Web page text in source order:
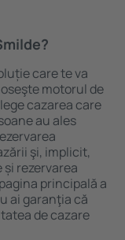
care te va
motorul de
cazarea care
au ales
şi, implicit,
rezervarea
principală a
ai garanţia că
de cazare